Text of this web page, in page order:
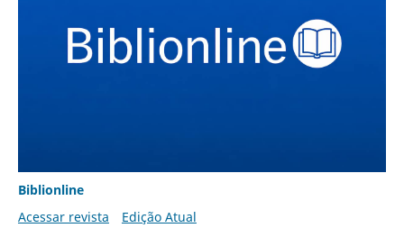
Biblionline
Acessar revista
Edição Atual